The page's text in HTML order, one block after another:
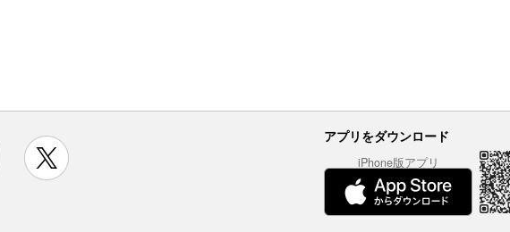
instagram アプリをダウンロード
iPhone版アプリ